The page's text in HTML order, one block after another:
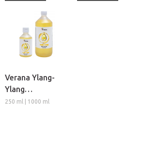
Verana Ylang-
Ylang
masszázsolaj
250 ml | 1000 ml